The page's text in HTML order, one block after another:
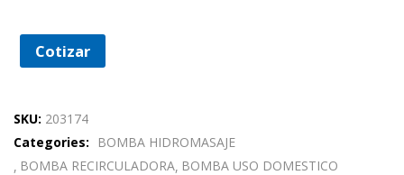
Cotizar
SKU: 203174
Categories:
BOMBA HIDROMASAJE
BOMBA RECIRCULADORA BOMBA USO DOMESTICO